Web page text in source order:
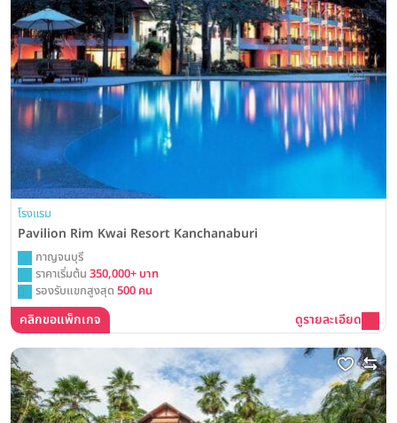
โรงแรม
Pavilion Rim Kwai Resort Kanchanaburi
กาญจนบุรี
ราคาเริ่มต้น 350,000+ บาท
รองรับแขกสูงสุด 500 คน
คลิกขอแพ็กเกจ ดูรายละเอียด